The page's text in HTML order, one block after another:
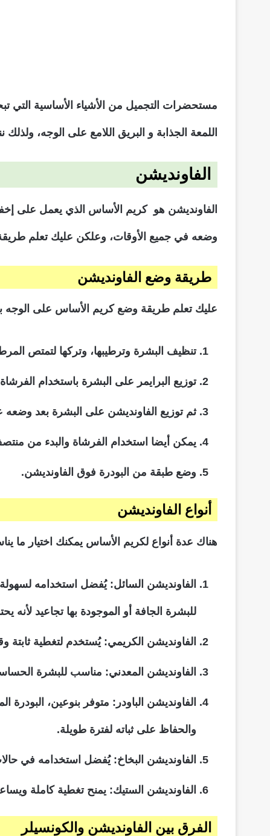
مستحضرات التجميل من الأشياء الأساسية التي
اللمعة الجذابة و البريق اللامع على الوجه،
الفاونديشن
الفاونديشن هو كريم الأساس الذي يعمل على
وضعه في جميع الأوقات، وعلكن عليك تعلم
طريقة وضع الفاونديشن
عليك تعلم طريقة وضع كريم الأساس على الوجه
تنظيف البشرة وترطيبها، وتركها لتمتص المرطب لمدة
توزيع البرايمر على البشرة باستخدام
ثم توزيع الفاونديشن على البشرة بعد
يمكن أيضا استخدام الفرشاة والبدء من
وضع طبقة من البودرة فوق الفاونديشن.
أنواع الفاونديشن
هناك عدة أنواع لكريم الأساس يمكنك اختيار ما
الفاونديشن السائل: يُفضل استخدامه
للبشرة الجافة أو الموجودة بها تجاعيد
الفاونديشن الكريمي: يُستخدم لتغطية
الفاونديشن المعدني: مناسب للبشرة
الفاونديشن الباودر: متوفر بنوعين،
والحفاظ على ثباته لفترة طويلة.
الفاونديشن البخاخ: يُفضل استخدامه في
الفاونديشن الستيك: يمنح تغطية كاملة
الفرق بين الفاونديشن والكونسيلر